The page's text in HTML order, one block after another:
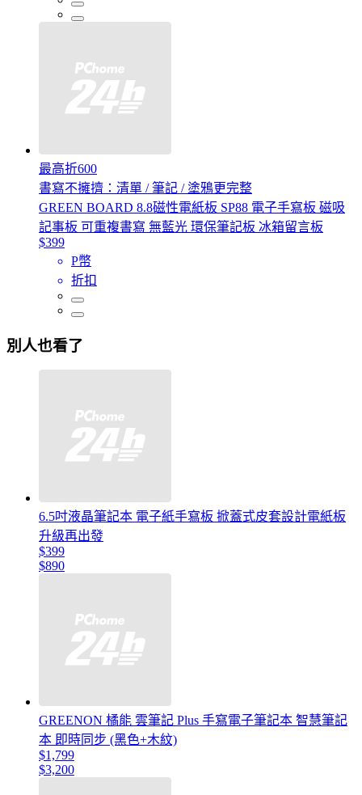
最高折600
書寫不擁擠：清單 / 筆記 / 塗鴉更完整
GREEN BOARD 8.8磁性電紙板 SP88 電子手寫板 磁吸
記事板 可重複書寫 無藍光 環保筆記板 冰箱留言板
$399
P幣
折扣
別人也看了
6.5吋液晶筆記本 電子紙手寫板 掀蓋式皮套設計電紙板
升級再出發
$399
$890
GREENON 橘能 雲筆記 Plus 手寫電子筆記本 智慧筆記
本 即時同步 (黑色+木紋)
$1,799
$3,200